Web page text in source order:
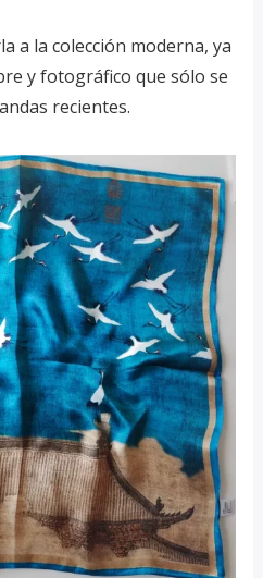
a la colección moderna, ya
y fotográfico que sólo se
recientes.